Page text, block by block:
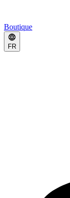
Boutique
FR